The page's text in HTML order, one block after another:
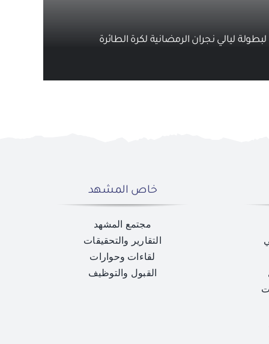
ليالي نجران الرمضانية لكرة الطائرة
خاص المشهد
مجتمع المشهد
التقارير والتحقيقات
لقاءات وحوارات
القبول والتوظيف